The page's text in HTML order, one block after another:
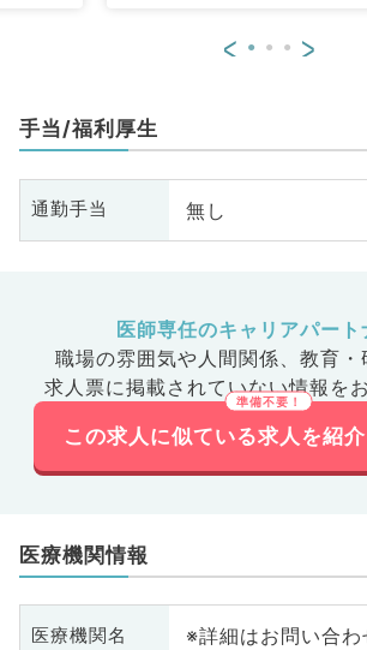
< >
手当/福利厚生
通勤手当 無し
医師専任のキャリアパート
職場の雰囲気や人間関係、 教育・
求人票に掲載されていない情報を
この求人に似ている求人を紹
医療機関情報
医療機関名 ※詳細はお問い合わ